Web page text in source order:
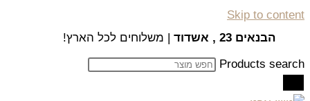
Skip to content
הבנאים 23 , אשדוד
| משלוחים לכל הארץ!
Products search